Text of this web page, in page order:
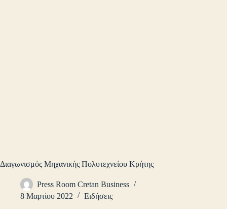
Διαγωνισμός Μηχανικής Πολυτεχνείου Κρήτης
Press Room Cretan Business
8 Μαρτίου 2022
Ειδήσεις